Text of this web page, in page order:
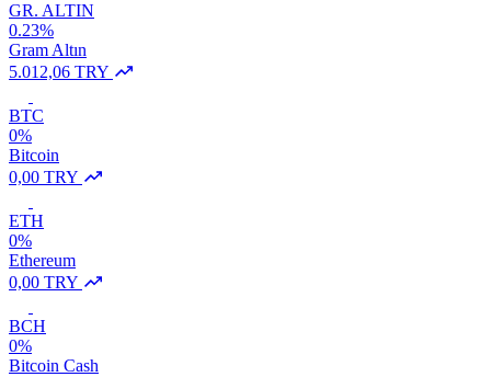
GR. ALTIN
0.23%
Gram Altın
5.012,06 TRY
BTC
0%
Bitcoin
0,00 TRY
ETH
0%
Ethereum
0,00 TRY
BCH
0%
Bitcoin Cash